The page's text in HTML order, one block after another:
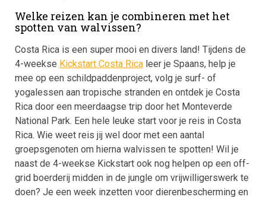
Welke reizen kan je combineren met het
spotten van walvissen?
Costa Rica is een super mooi en divers land! Tijdens de
4-weekse Kickstart Costa Rica leer je Spaans, help je
mee op een schildpaddenproject, volg je surf- of
yogalessen aan tropische stranden en ontdek je Costa
Rica door een meerdaagse trip door het Monteverde
National Park. Een hele leuke start voor je reis in Costa
Rica. Wie weet reis jij wel door met een aantal
groepsgenoten om hierna walvissen te spotten! Wil je
naast de 4-weekse Kickstart ook nog helpen op een off-
grid boerderij midden in de jungle om vrijwilligerswerk te
doen? Je een week inzetten voor dierenbescherming en